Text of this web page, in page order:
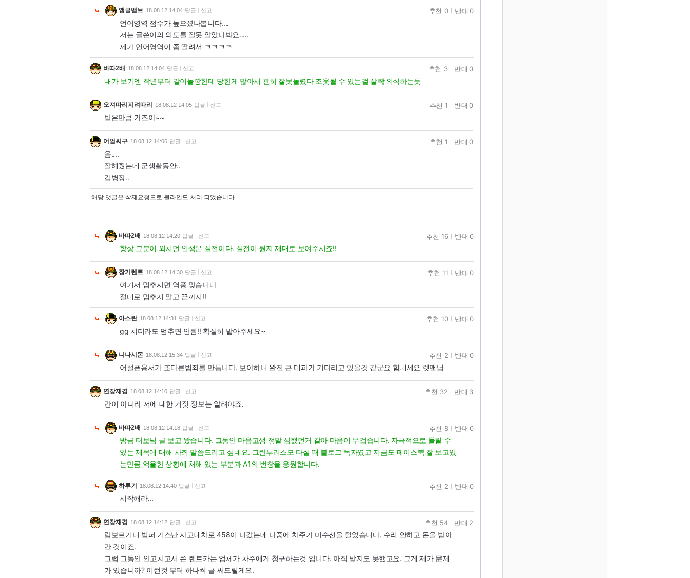
앵글밸브 18.08.12 14:04 답글 신고
언어영역 점수가 높으셨나봅니다....
저는 글쓴이의 의도를 잘못 알았나봐요.....
제가 언어영역이 좀 딸려서 ㅋㅋㅋㅋ
추천 0 반대 0
바따2배 18.08.12 14:04 답글 신고
내가 보기엔 작년부터 같이놀깡한테 당한게 많아서 괜히 잘못놀렸다 조옷될 수 있는걸 살짝 의식하는듯
추천 3 반대 0
오져따리지려따리 18.08.12 14:05 답글 신고
받은만큼 가즈아~~
추천 1 반대 0
어얼씨구 18.08.12 14:06 답글 신고
음....
잘해줬는데 군생활동안..
김병장..
추천 1 반대 0
해당 댓글은 삭제요청으로 블라인드 처리 되었습니다.
바따2배 18.08.12 14:20 답글 신고
항상 그분이 외치던 인생은 실전이다. 실전이 뭔지 제대로 보여주시죠!!
추천 16 반대 0
장기렌트 18.08.12 14:30 답글 신고
여기서 멈추시면 역풍 맞습니다
절대로 멈추지 말고 끝까지!!
추천 11 반대 0
아스란 18.08.12 14:31 답글 신고
gg 치더라도 멈추면 안됨!! 확실히 밟아주세요~
추천 10 반대 0
니나시몬 18.08.12 15:34 답글 신고
어설픈용서가 또다른범죄를 만듭니다. 보아하니 완전 큰 대파가 기다리고 있을것 같군요 힘내세요 렛맨님
추천 2 반대 0
연장재경 18.08.12 14:10 답글 신고
간이 아니라 저에 대한 거짓 정보는 알려야죠.
추천 32 반대 3
바따2배 18.08.12 14:18 답글 신고
방금 터보님 글 보고 왔습니다. 그동안 마음고생 정말 심했던거 같아 마음이 무겁습니다. 자극적으로 들릴 수
있는 제목에 대해 사죄 말씀드리고 싶네요. 그란투리스모 타실 때 블로그 독자였고 지금도 페이스북 잘 보고있
는만큼 억울한 상황에 처해 있는 부분과 A1의 번창을 응원합니다.
추천 8 반대 0
하루기 18.08.12 14:40 답글 신고
시작해라...
추천 2 반대 0
연장재경 18.08.12 14:12 답글 신고
람보르기니 범퍼 기스난 사고대차로 458이 나갔는데 나중에 차주가 미수선을 털었습니다. 수리 안하고 돈을 받아
간 것이죠.
그럼 그동안 안고치고서 쓴 렌트카는 업체가 차주에게 청구하는것 입니다. 아직 받지도 못했고요. 그게 제가 문제
가 있습니까? 이런것 부터 하나씩 글 써드릴게요.
추천 54 반대 2